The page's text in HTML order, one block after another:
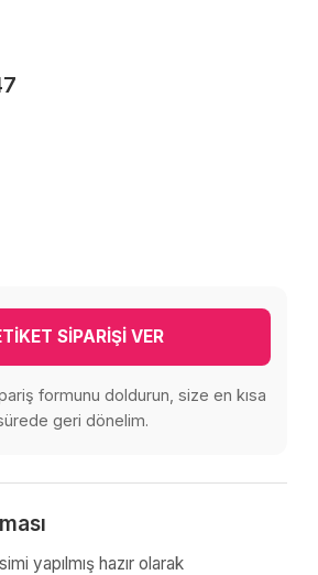
SİPARİŞİ VER
formunu doldurun, size en kısa
geri dönelim.
yapılmış hazır olarak